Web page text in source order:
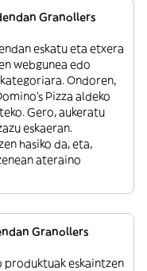
Granollers
eskatu eta etxera
webgunea edo
Ondoren,
Pizza aldeko
Gero, aukeratu
eskaeran.
hasiko da, eta,
ateraino
Granollers
produktuak eskaintzen